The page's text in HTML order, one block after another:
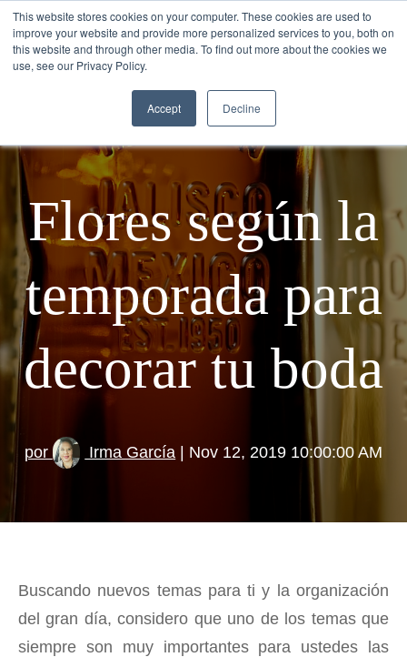
This website stores cookies on your computer. These cookies are used to
improve your website and provide more personalized services to you, both on
this website and through other media. To find out more about the cookies we
use, see our Privacy Policy.
Accept Decline
Flores según la
temporada para
decorar tu boda
por Irma García | Nov 12, 2019 10:00:00 AM
Buscando nuevos temas para ti y la organización
del gran día, considero que uno de los temas que
siempre son muy importantes para ustedes las